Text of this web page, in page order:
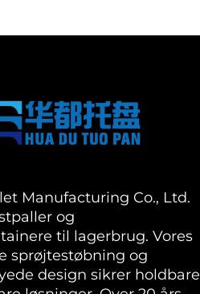
Manufacturing Co., Ltd.
og
til lagerbrug. Vores
sprøjtestøbning og
design sikrer holdbare